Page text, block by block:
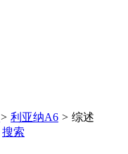
> 利亚纳A6 > 综述
搜索